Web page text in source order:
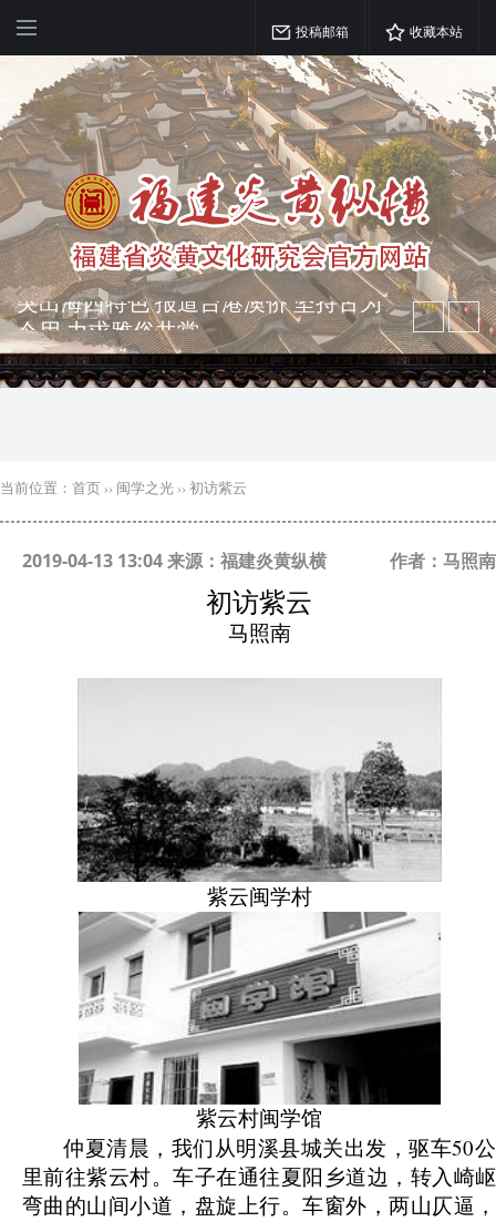
投稿邮箱 收藏本站
弘扬优秀文化 振奋民族精神 介绍民族
瑰宝 宣传中华精英
突出海西特色 报道台港澳侨 坚持古为
当前位置： 首页 ›› 闽学之光 ›› 初访紫云
2019-04-13 13:04 来源：福建炎黄纵横 作者：马照南
初访紫云
马照南
紫云闽学村
紫云村闽学馆
仲夏清晨，我们从明溪县城关出发，驱车50公
里前往紫云村。车子在通往夏阳乡道边，转入崎岖
弯曲的山间小道，盘旋上行。车窗外，两山仄逼，